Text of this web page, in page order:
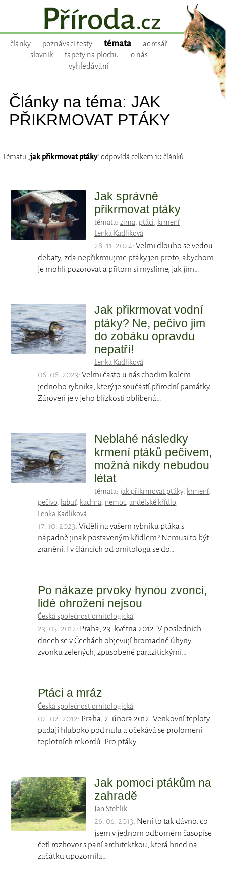
články poznávací testy témata
adresář
slovník
tapety na plochu
o nás
vyhledávání
Články na téma: JAK
PŘIKRMOVAT PTÁKY
Tématu „jak přikrmovat ptáky“ odpovídá celkem 10 článků:
Jak správně
přikrmovat ptáky
témata: zima, ptáci, krmení
Lenka Kadlíková
28. 11. 2024: Velmi dlouho se vedou
debaty, zda nepřikrmujme ptáky jen proto, abychom
je mohli pozorovat a přitom si myslíme, jak jim…
Jak přikrmovat vodní
ptáky? Ne, pečivo jim
do zobáku opravdu
nepatří!
Lenka Kadlíková
06. 06. 2023: Velmi často u nás chodím kolem
jednoho rybníka, který je součástí přírodní památky.
Zároveň je v jeho blízkosti oblíbená…
Neblahé následky
krmení ptáků pečivem,
možná nikdy nebudou
létat
témata: jak přikrmovat ptáky, krmení,
pečivo, labuť, kachna, nemoc,andělské křídlo
Lenka Kadlíková
17. 10. 2023: Viděli na vašem rybníku ptáka s
nápadně jinak postaveným křídlem? Nemusí to být
zranění. I v článcích od ornitologů se do…
Po nákaze prvoky hynou zvonci,
lidé ohroženi nejsou
Česká společnost ornitologická
23. 05. 2012: Praha, 23. května 2012. V posledních
dnech se v Čechách objevují hromadné úhyny
zvonků zelených, způsobené parazitickými…
Ptáci a mráz
Česká společnost ornitologická
02. 02. 2012: Praha, 2. února 2012. Venkovní teploty
padají hluboko pod nulu a očekává se prolomení
teplotních rekordů. Pro ptáky…
Jak pomoci ptákům na
zahradě
Jan Stehlík
26. 06. 2013: Není to tak dávno, co
jsem v jednom odborném časopise
četl rozhovor s paní architektkou, která hned na
začátku upozornila…